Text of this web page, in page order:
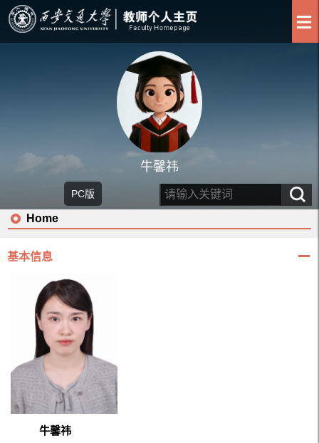
牛馨祎
Home
基本信息
牛馨祎
PC版